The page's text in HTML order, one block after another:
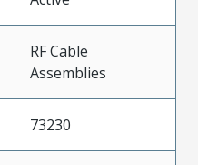
RF Cable
Assemblies
73230